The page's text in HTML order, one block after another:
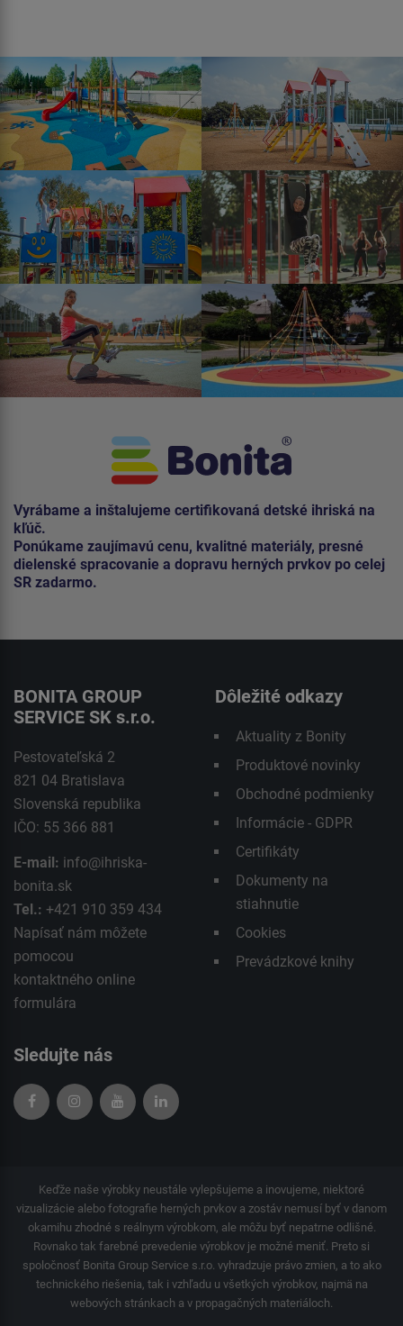
Vyrábame a inštalujeme certifikovaná detské ihriská na
kľúč.
Ponúkame zaujímavú cenu, kvalitné materiály, presné
dielenské spracovanie a dopravu herných prvkov po celej
SR zadarmo.
BONITA GROUP
SERVICE SK s.r.o.
Pestovateľská 2
821 04 Bratislava
Slovenská republika
IČO: 55 366 881
E-mail: info@ihriska-
bonita.sk
Tel.: +421 910 359 434
Napísať nám môžete
pomocou
kontaktného online
formulára
Dôležité odkazy
Aktuality z Bonity
Produktové novinky
Obchodné podmienky
Informácie - GDPR
Certifikáty
Dokumenty na
stiahnutie
Cookies
Prevádzkové knihy
Sledujte nás
Keďže naše výrobky neustále vylepšujeme a inovujeme, niektoré
vizualizácie alebo fotografie herných prvkov a zostáv nemusí byť v danom
okamihu zhodné s reálnym výrobkom, ale môžu byť nepatrne odlišné.
Rovnako tak farebné prevedenie výrobkov je možné meniť. Preto si
spoločnosť Bonita Group Service s.r.o. vyhradzuje právo zmien, a to ako
technického riešenia, tak i vzhľadu u všetkých výrobkov, najmä na
webových stránkach a v propagačných materiáloch.